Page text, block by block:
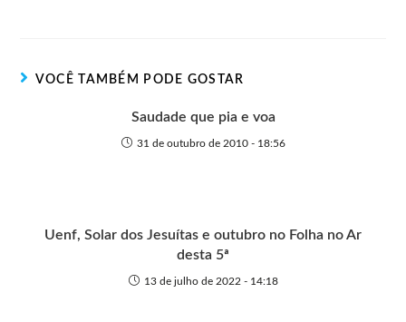
e
k
p
e
VOCÊ TAMBÉM PODE GOSTAR
Saudade que pia e voa
31 de outubro de 2010 - 18:56
Uenf, Solar dos Jesuítas e outubro no Folha no Ar
desta 5ª
13 de julho de 2022 - 14:18